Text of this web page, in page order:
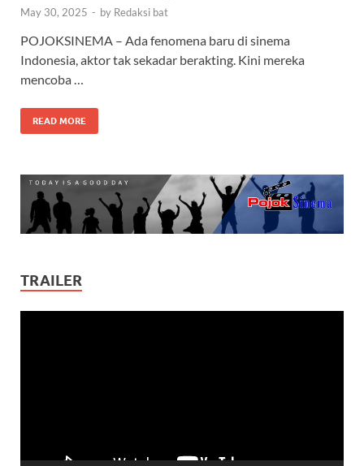
May 30, 2025 - by Redaksi bat
POJOKSINEMA – Ada fenomena baru di sinema
Indonesia, aktor tak sekadar berakting. Kini mereka
mencoba …
READ MORE
TRAILER